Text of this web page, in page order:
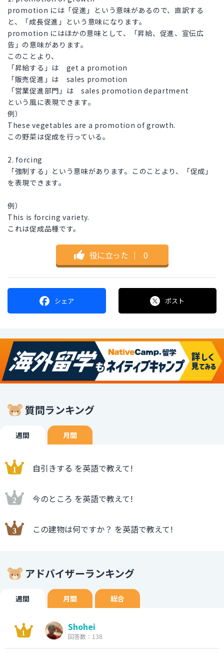
promotion には「促進」という意味があるので、直訳する
と、「成長促進」という意味になります。
promotion にはほかの意味として、「昇給、促進、宣伝広
告」の意味があります。
このことより、
「昇給する」は get a promotion
「販売促進」は sales promotion
「営業促進部門」は sales promotion department
という風に表現できます。
例）
These vegetables are a promotion of growth.
この野菜は促成を行っている。
2. forcing
「強制する」という意味があります。このことより、「促成」
を表現できます。
例）
This is forcing variety.
これは促成品種です。
役に立った ｜ 0
シェア ポスト
質問ランキング
週間 月間
自引きする を英語で教えて!
今のところ を英語で教えて!
この建物は何ですか？ を英語で教えて!
アドバイザーランキング
週間 月間 総合
Shohei
回答数：138